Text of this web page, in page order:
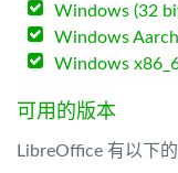
Windows (32
Windows
Windows
可用的版本
LibreOffice 有以下的